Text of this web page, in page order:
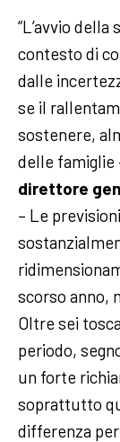
“L’avvio
contesto di
dalle
se il
sostenere,
delle famiglie
direttore
– Le
scorso anno,
Oltre sei
periodo,
un forte
soprattutto
differenza